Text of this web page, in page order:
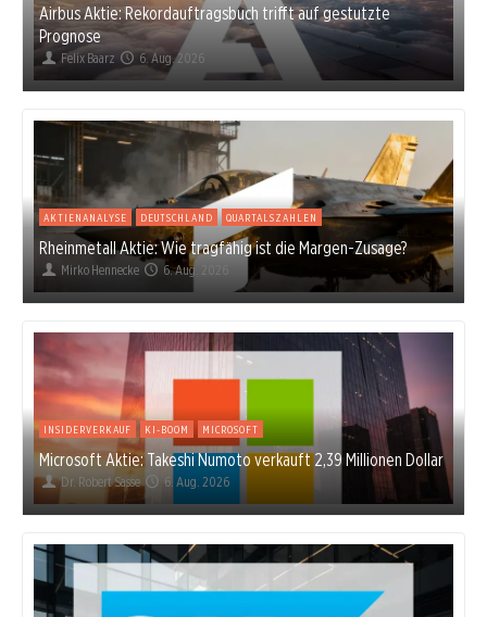
Airbus Aktie: Rekordauftragsbuch trifft auf gestutzte
Prognose
Felix Baarz 6. Aug. 2026
AKTIENANALYSE DEUTSCHLAND QUARTALSZAHLEN
Rheinmetall Aktie: Wie tragfähig ist die Margen-Zusage?
Mirko Hennecke 6. Aug. 2026
INSIDERVERKAUF KI-BOOM MICROSOFT
Microsoft Aktie: Takeshi Numoto verkauft 2,39 Millionen Dollar
Dr. Robert Sasse 6. Aug. 2026